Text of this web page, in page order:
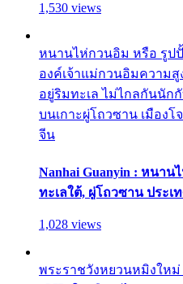
1,530 views
หนานไห่กวนอิม หรือ รูป
องค์เจ้าแม่กวนอิมความสู
อยู่ริมทะเล ไม่ไกลกันนัก
บนเกาะผู่โถวซาน เมืองโ
จีน
Nanhai Guanyin : หนา
ทะเลใต้, ผู่โถวซาน ประเ
1,028 views
พระราชวังหยวนหมิงใหม่